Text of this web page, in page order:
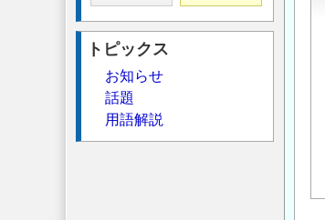
トピックス
お知らせ
話題
用語解説